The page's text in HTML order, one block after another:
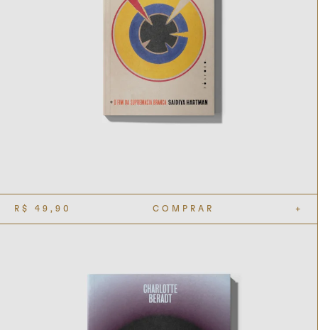
R$ 49,90 COMPRAR +